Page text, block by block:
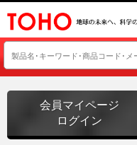
会員マイページ
ログイン